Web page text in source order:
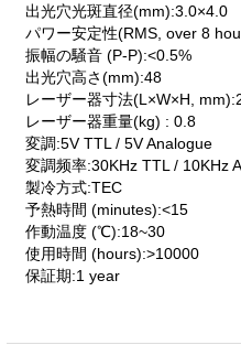
出光穴光斑直径(mm):3.0×4.0
パワー安定性(RMS, over 8
振幅の騒音 (P-P):<0.5%
出光穴高さ(mm):48
レーザー器寸法(L×W×H,
レーザー器重量(kg) : 0.8
変調:5V TTL / 5V Analogue
変調频率:30KHz TTL / 10KHz
製冷方式:TEC
予熱時間 (minutes):<15
作動温度 (℃):18~30
使用時間 (hours):>10000
保証期:1 year